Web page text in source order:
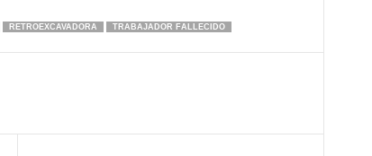
RETROEXCAVADORA TRABAJADOR FALLECIDO